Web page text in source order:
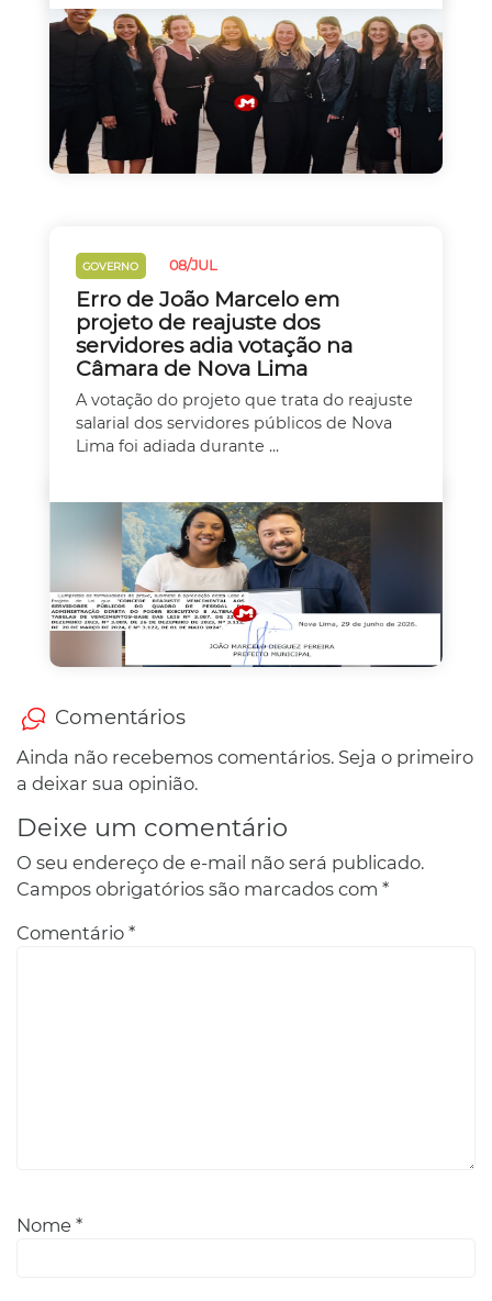
GOVERNO 08/JUL
Erro de João Marcelo em
projeto de reajuste dos
servidores adia votação na
Câmara de Nova Lima
A votação do projeto que trata do reajuste
salarial dos servidores públicos de Nova
Lima foi adiada durante ...
Comentários
Ainda não recebemos comentários. Seja o primeiro
a deixar sua opinião.
Deixe um comentário
O seu endereço de e-mail não será publicado.
Campos obrigatórios são marcados com *
Comentário *
Nome *